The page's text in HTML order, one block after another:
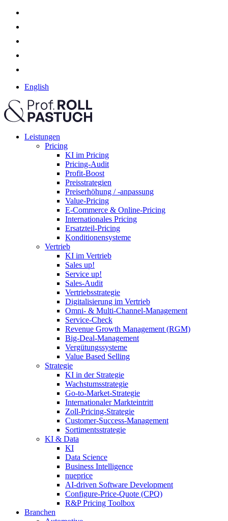
English
Leistungen
Pricing
KI im Pricing
Pricing-Audit
Profit-Boost
Preisstrategien
Preiserhöhung / -anpassung
Value-Pricing
E-Commerce & Online-Pricing
Internationales Pricing
Ersatzteil-Pricing
Konditionensysteme
Vertrieb
KI im Vertrieb
Sales up!
Service up!
Sales-Audit
Vertriebsstrategie
Digitalisierung im Vertrieb
Omni- & Multi-Channel-Management
Service-Check
Revenue Growth Management (RGM)
Big-Deal-Management
Vergütungssysteme
Value Based Selling
Strategie
KI in der Strategie
Wachstumsstrategie
Go-to-Market-Strategie
Internationaler Markteintritt
Zoll-Pricing-Strategie
Customer-Success-Management
Sortimentsstrategie
KI & Data
KI
Data Science
Business Intelligence
nueprice
AI-driven Software Development
Configure-Price-Quote (CPQ)
R&P Pricing Toolbox
Branchen